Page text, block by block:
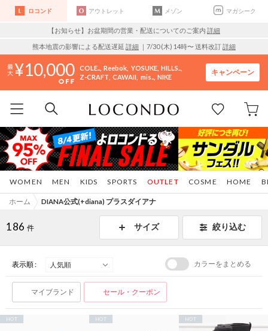
ロコンド アウトレット メゾン マガシーク
【お知らせ】お盆期間の営業・配送についてのご案内 詳細
熊本地震の影響による配送遅延 詳細 ｜7/30 (木) 14時〜 送料改訂詳細
10,000 COLE.. Reebok YOSUKE HILLS..
Z-CRAFT CAWAII mis.. NIKE
キャンペーン
WOMEN MEN KIDS SPORTS COSME HOME
OUTLET
ホーム DIANA公式(+diana) プラスダイアナ
186 件 サイズ 絞り込む
表示順 : カラーをまとめる
マイブランド セール・クーポン
HOT HOT HOT